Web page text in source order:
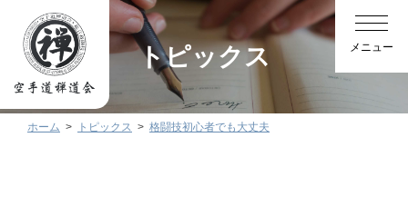
トピックス
ホーム トピックス 格闘技初心者でも大丈夫